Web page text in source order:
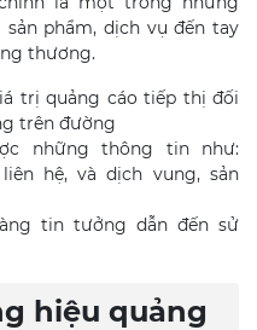
phẩm, dịch vụ đến tay
thương.
trị quảng cáo tiếp thị đối
trên đường
những thông tin như:
hệ, và dịch vung, sản
tin tưởng dẫn đến sử
hiệu quảng